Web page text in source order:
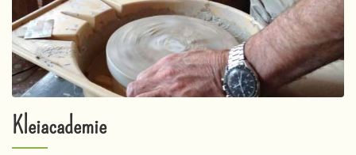
Kleiacademie